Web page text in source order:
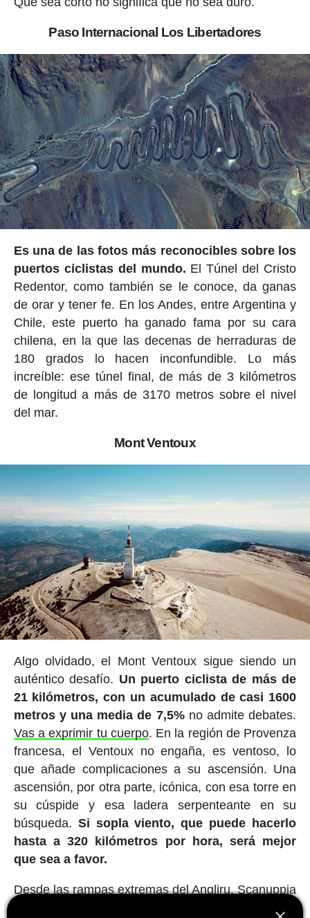
Paso Internacional Los Libertadores
Es una de las fotos más reconocibles sobre los
puertos ciclistas del mundo. El Túnel del Cristo
Redentor, como también se le conoce, da ganas
de orar y tener fe. En los Andes, entre Argentina y
Chile, este puerto ha ganado fama por su cara
chilena, en la que las decenas de herraduras de
180 grados lo hacen inconfundible. Lo más
increíble: ese túnel final, de más de 3 kilómetros
de longitud a más de 3170 metros sobre el nivel
del mar.
Mont Ventoux
Algo olvidado, el Mont Ventoux sigue siendo un
auténtico desafío. Un puerto ciclista de más de
21 kilómetros, con un acumulado de casi 1600
metros y una media de 7,5%no admite debates.
Vas a exprimir tu cuerpo. En la región de Provenza
francesa, el Ventoux no engaña, es ventoso, lo
que añade complicaciones a su ascensión. Una
ascensión, por otra parte, icónica, con esa torre en
su cúspide y esa ladera serpenteante en su
búsqueda. Si sopla viento, que puede hacerlo
hasta a 320 kilómetros por hora, será mejor
que sea a favor.
Desde las rampas extremas del Angliru, Scanuppia